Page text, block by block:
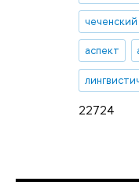
22724
аспект